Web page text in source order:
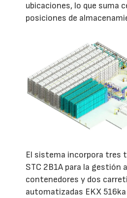
ubicaciones, lo que suma
posiciones de
El sistema incorpora tres
STC 2B1A para la gestión
contenedores y dos
automatizadas EKX 516ka